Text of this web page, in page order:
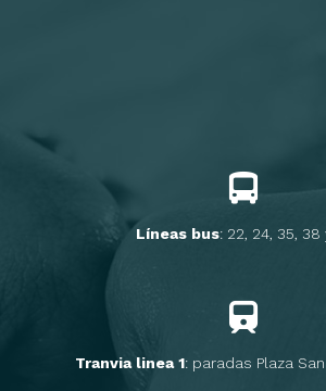
Líneas bus: 22, 24, 35, 38
Tranvia linea 1: paradas Plaza